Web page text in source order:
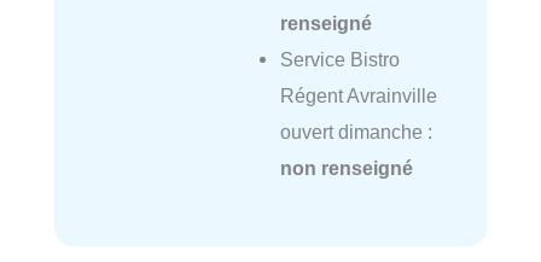
renseigné
Service Bistro
Régent Avrainville
ouvert dimanche :
non renseigné